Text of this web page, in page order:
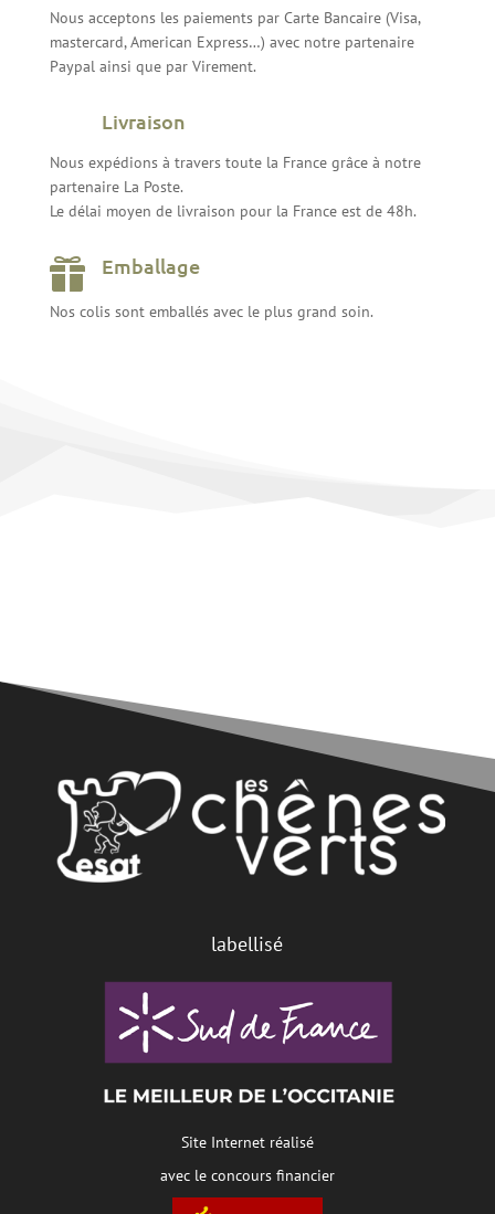
Nous acceptons les paiements par Carte Bancaire (Visa,
mastercard, American Express…) avec notre partenaire
Paypal ainsi que par Virement.
Livraison
Nous expédions à travers toute la France grâce à notre
partenaire La Poste.
Le délai moyen de livraison pour la France est de 48h.
 Emballage
Nos colis sont emballés avec le plus grand soin.
labellisé
Site Internet réalisé
avec le concours financier